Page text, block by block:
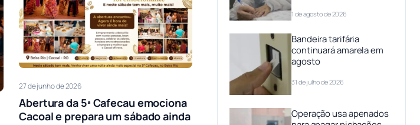
27 de junho de 2026
Abertura da 5ª Cafecau emociona
Cacoal e prepara um sábado ainda
1 de agosto de 2026
Bandeira tarifária
continuará amarela em
agosto
31 de julho de 2026
Operação usa apenados